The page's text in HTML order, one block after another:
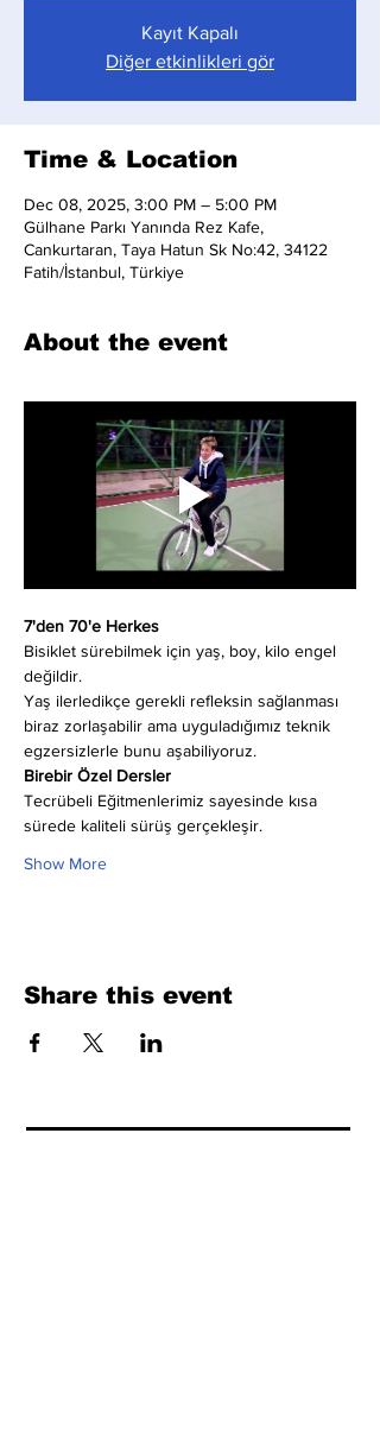
Kayıt Kapalı
Diğer etkinlikleri gör
Time & Location
Dec 08, 2025, 3:00 PM – 5:00 PM
Gülhane Parkı Yanında Rez Kafe,
Cankurtaran, Taya Hatun Sk No:42, 34122
Fatih/İstanbul, Türkiye
About the event
7'den 70'e Herkes
Bisiklet sürebilmek için yaş, boy, kilo engel
değildir.
Yaş ilerledikçe gerekli refleksin sağlanması
biraz zorlaşabilir ama uyguladığımız teknik
egzersizlerle bunu aşabiliyoruz.
Birebir Özel Dersler
Tecrübeli Eğitmenlerimiz sayesinde kısa
sürede kaliteli sürüş gerçekleşir.
Show More
Share this event
Fill Out the Form. We Will Get Back to